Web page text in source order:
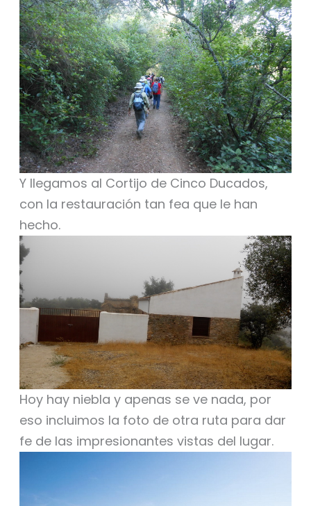
Y llegamos al Cortijo de Cinco Ducados,
con la restauración tan fea que le han
hecho.
Hoy hay niebla y apenas se ve nada, por
eso incluimos la foto de otra ruta para dar
fe de las impresionantes vistas del lugar.